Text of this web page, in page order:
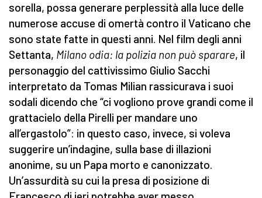
sorella, possa generare perplessità alla luce delle
numerose accuse di omertà contro il Vaticano che
sono state fatte in questi anni. Nel film degli anni
Settanta, Milano odia: la polizia non può sparare, il
personaggio del cattivissimo Giulio Sacchi
interpretato da Tomas Milian rassicurava i suoi
sodali dicendo che “ci vogliono prove grandi come il
grattacielo della Pirelli per mandare uno
all’ergastolo”: in questo caso, invece, si voleva
suggerire un’indagine, sulla base di illazioni
anonime, su un Papa morto e canonizzato.
Un’assurdità su cui la presa di posizione di